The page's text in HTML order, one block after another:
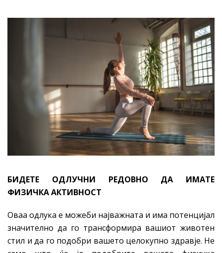
БИДЕТЕ ОДЛУЧНИ РЕДОВНО ДА ИМАТЕ
ФИЗИЧКА АКТИВНОСТ
Оваа одлука е можеби најважната и има потенцијал
значително да го трансформира вашиот животен
стил и да го подобри вашето целокупно здравје. Не